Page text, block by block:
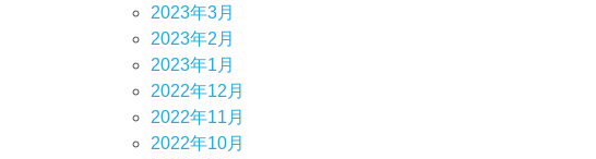
2023年3月
2023年2月
2023年1月
2022年12月
2022年11月
2022年10月